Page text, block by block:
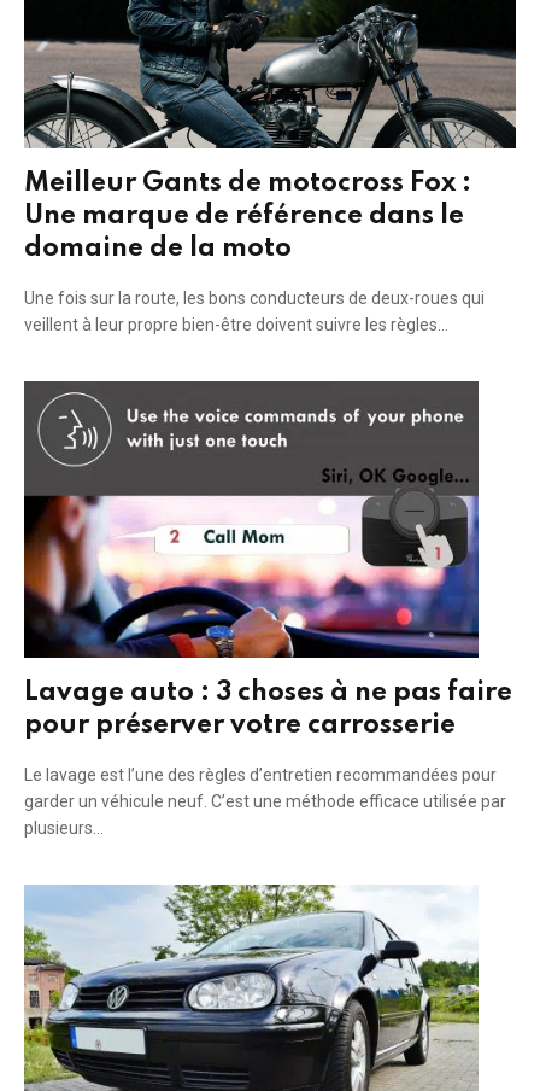
Meilleur Gants de motocross Fox :
Une marque de référence dans le
domaine de la moto
Une fois sur la route, les bons conducteurs de deux-roues qui
veillent à leur propre bien-être doivent suivre les règles…
Lavage auto : 3 choses à ne pas faire
pour préserver votre carrosserie
Le lavage est l’une des règles d’entretien recommandées pour
garder un véhicule neuf. C’est une méthode efficace utilisée par
plusieurs…